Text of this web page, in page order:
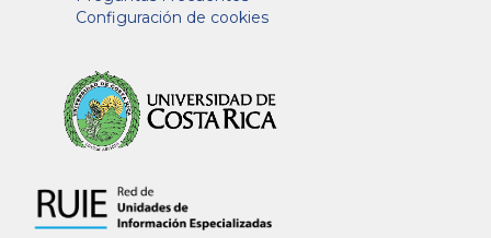
Configuración de cookies